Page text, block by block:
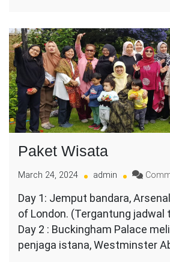
Paket Wisata
March 24, 2024 admin
Day 1: Jemput bandara,
of London. (Tergantung jadwal
Day 2 : Buckingham Palace
penjaga istana, Westminster